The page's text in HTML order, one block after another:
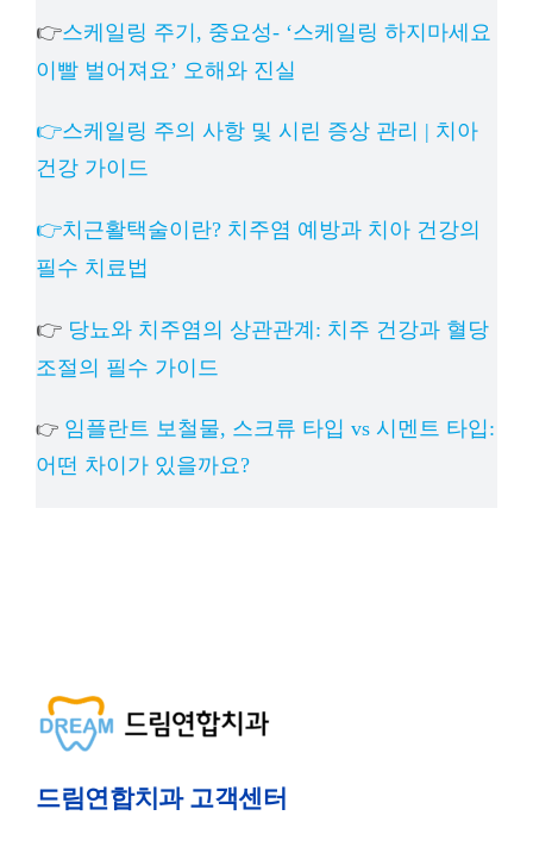
👉스케일링 주기, 중요성- ‘스케일링 하지마세요
이빨 벌어져요’ 오해와 진실
👉스케일링 주의 사항 및 시린 증상 관리 | 치아
건강 가이드
👉치근활택술이란? 치주염 예방과 치아 건강의
필수 치료법
👉 당뇨와 치주염의 상관관계: 치주 건강과 혈당
조절의 필수 가이드
👉 임플란트 보철물, 스크류 타입 vs 시멘트 타입:
어떤 차이가 있을까요?
드림연합치과 고객센터